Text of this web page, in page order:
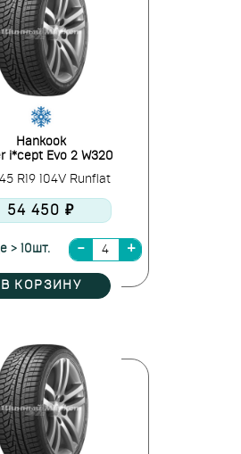
Hankook
i*cept Evo 2 W320
R19 104V Runflat
54 450 ₽
> 10шт.
В КОРЗИНУ